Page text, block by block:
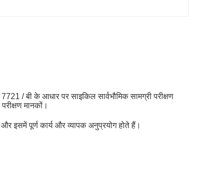
/ बी के आधार पर साइकिल सार्वभौमिक सामग्री परीक्षण
मानकों।
इसमें पूर्ण कार्य और व्यापक अनुप्रयोग होते हैं।